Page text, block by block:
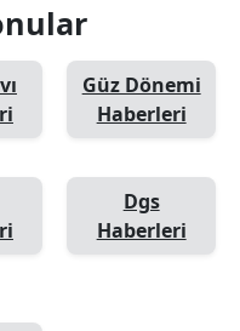
Güz Dönemi
Haberleri
Dgs
Haberleri